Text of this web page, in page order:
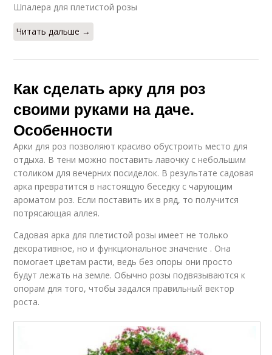
Шпалера для плетистой розы
Читать дальше →
Как сделать арку для роз
своими руками на даче.
Особенности
Арки для роз позволяют красиво обустроить место для
отдыха. В тени можно поставить лавочку с небольшим
столиком для вечерних посиделок. В результате садовая
арка превратится в настоящую беседку с чарующим
ароматом роз. Если поставить их в ряд, то получится
потрясающая аллея.
Садовая арка для плетистой розы имеет не только
декоративное, но и функциональное значение . Она
помогает цветам расти, ведь без опоры они просто
будут лежать на земле. Обычно розы подвязываются к
опорам для того, чтобы задался правильный вектор
роста.